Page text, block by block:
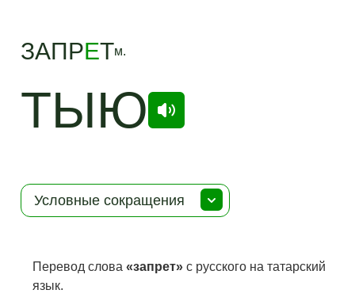
ЗАПРЕТм.
ТЫЮ
Условные сокращения
Перевод слова«запрет» с русского на татарский
язык.